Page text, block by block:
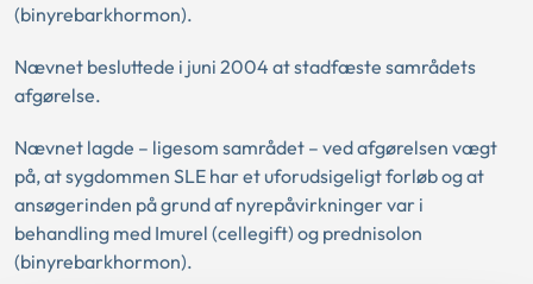
(binyrebarkhormon).
Nævnet besluttede i juni 2004 at stadfæste samrådets
afgørelse.
Nævnet lagde – ligesom samrådet – ved afgørelsen vægt
på, at sygdommen SLE har et uforudsigeligt forløb og at
ansøgerinden på grund af nyrepåvirkninger var i
behandling med Imurel (cellegift) og prednisolon
(binyrebarkhormon).